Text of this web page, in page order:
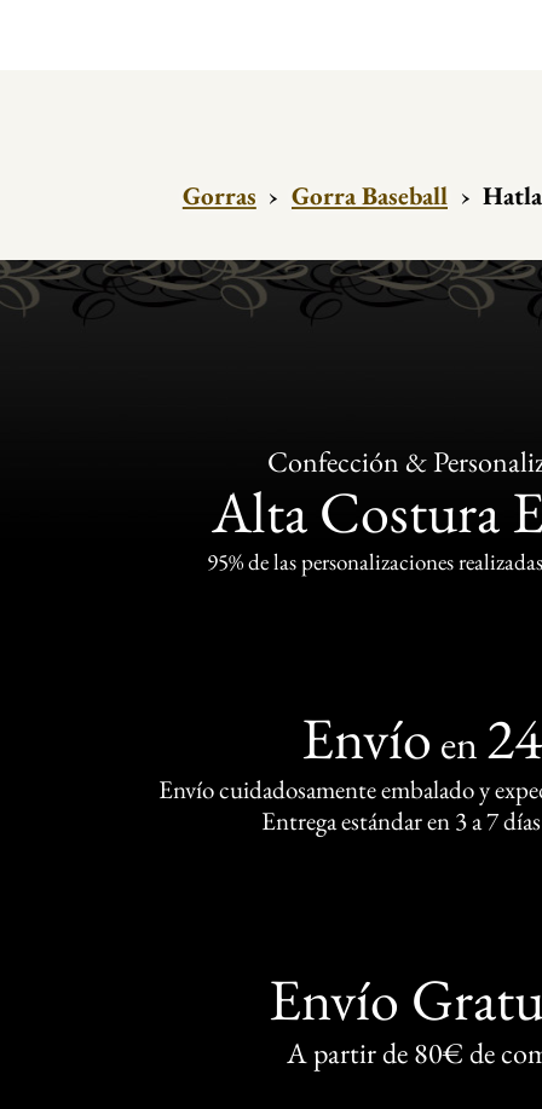
Gorras › Gorra Baseball ›
Confección &
Alta Costura
95% de las personalizaciones
Envío en
Envío cuidadosamente embalado y
Entrega estándar en 3 a 7
Envío
A partir de 80€ de